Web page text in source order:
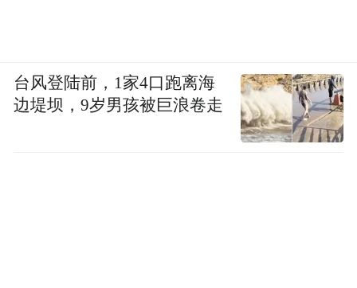
台风登陆前，1家4口跑离海
边堤坝，9岁男孩被巨浪卷走